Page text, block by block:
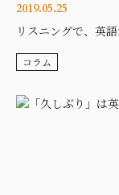
2019.05.25
リスニングで、英
コラム